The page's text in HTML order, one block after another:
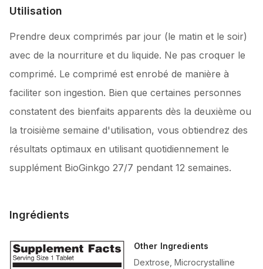
Utilisation
Prendre deux comprimés par jour (le matin et le soir)
avec de la nourriture et du liquide. Ne pas croquer le
comprimé. Le comprimé est enrobé de manière à
faciliter son ingestion. Bien que certaines personnes
constatent des bienfaits apparents dès la deuxième ou
la troisième semaine d'utilisation, vous obtiendrez des
résultats optimaux en utilisant quotidiennement le
supplément BioGinkgo 27/7 pendant 12 semaines.
Ingrédients
Other Ingredients
Dextrose, Microcrystalline